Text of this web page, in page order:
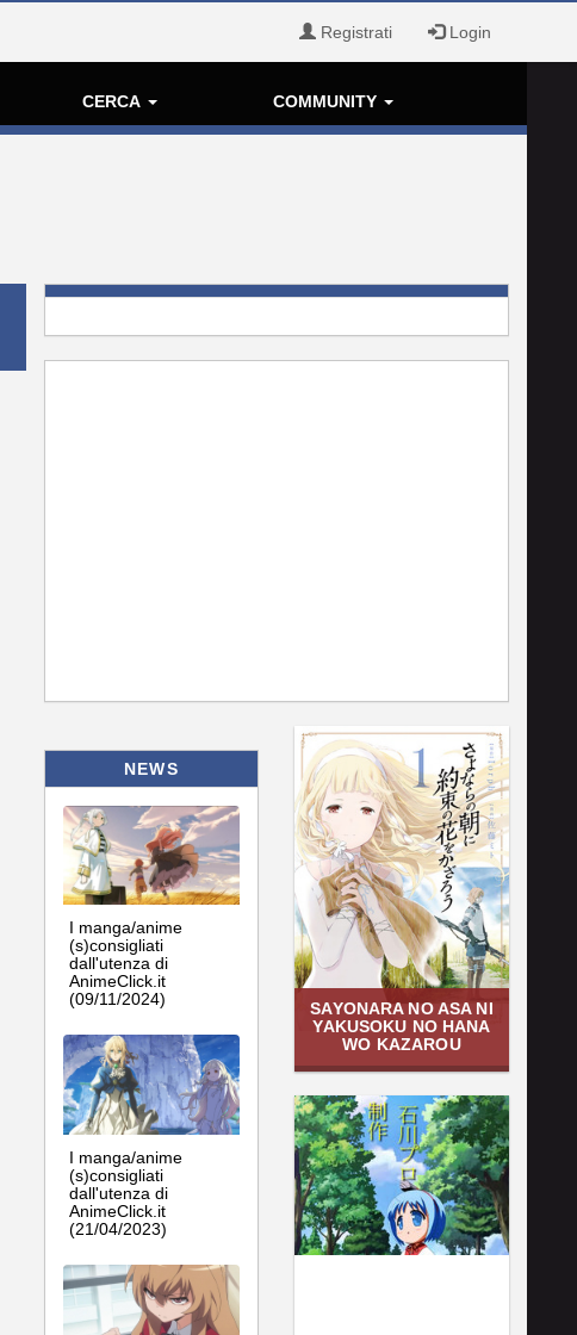
Registrati Login
CERCA COMMUNITY
NEWS
I manga/anime
(s)consigliati
dall'utenza di
AnimeClick.it
(09/11/2024)
I manga/anime
(s)consigliati
dall'utenza di
AnimeClick.it
(21/04/2023)
SAYONARA NO ASA NI
YAKUSOKU NO HANA
WO KAZAROU